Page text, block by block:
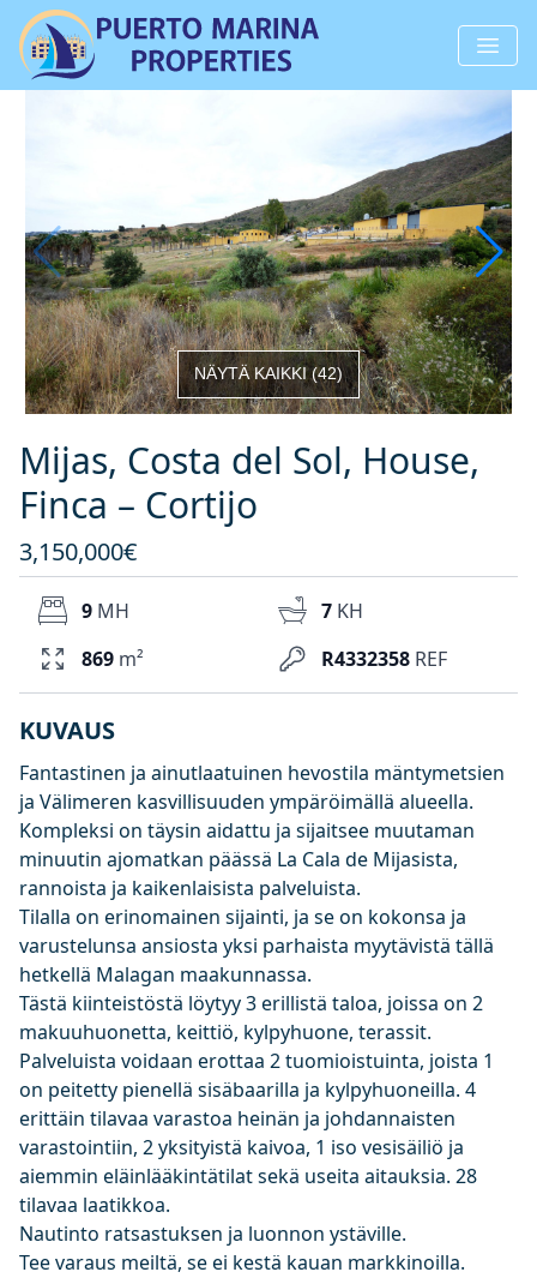
NÄYTÄ KAIKKI(42)
Mijas, Costa del Sol, House,
Finca – Cortijo
3,150,000€
R4332358 REF
9 MH 7 KH
869 m²
KUVAUS
Fantastinen ja ainutlaatuinen hevostila mäntymetsien
ja Välimeren kasvillisuuden ympäröimällä alueella.
Kompleksi on täysin aidattu ja sijaitsee muutaman
minuutin ajomatkan päässä La Cala de Mijasista,
rannoista ja kaikenlaisista palveluista.
Tilalla on erinomainen sijainti, ja se on kokonsa ja
varustelunsa ansiosta yksi parhaista myytävistä tällä
hetkellä Malagan maakunnassa.
Tästä kiinteistöstä löytyy 3 erillistä taloa, joissa on 2
makuuhuonetta, keittiö, kylpyhuone, terassit.
Palveluista voidaan erottaa 2 tuomioistuinta, joista 1
on peitetty pienellä sisäbaarilla ja kylpyhuoneilla. 4
erittäin tilavaa varastoa heinän ja johdannaisten
varastointiin, 2 yksityistä kaivoa, 1 iso vesisäiliö ja
aiemmin eläinlääkintätilat sekä useita aitauksia. 28
tilavaa laatikkoa.
Nautinto ratsastuksen ja luonnon ystäville.
Tee varaus meiltä, se ei kestä kauan markkinoilla.